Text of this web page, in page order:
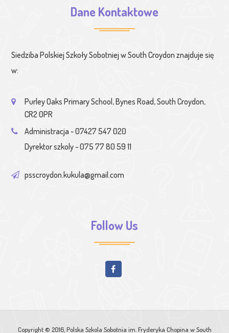
Dane Kontaktowe
Siedziba Polskiej Szkoły Sobotniej w South Croydon znajduje się
w:
Purley Oaks Primary School, Bynes Road, South Croydon,
CR2 0PR
Administracja - 07427 547 020
Dyrektor szkoly - 075 77 80 59 11
psscroydon.kukula@gmail.com
Follow Us
Copyright © 2016, Polska Szkola Sobotnia im. Fryderyka Chopina w South